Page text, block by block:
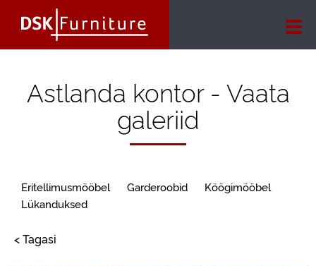
Astlanda kontor - Vaata
galeriid
Eritellimusmööbel Garderoobid
Köögimööbel
Lükanduksed
< Tagasi